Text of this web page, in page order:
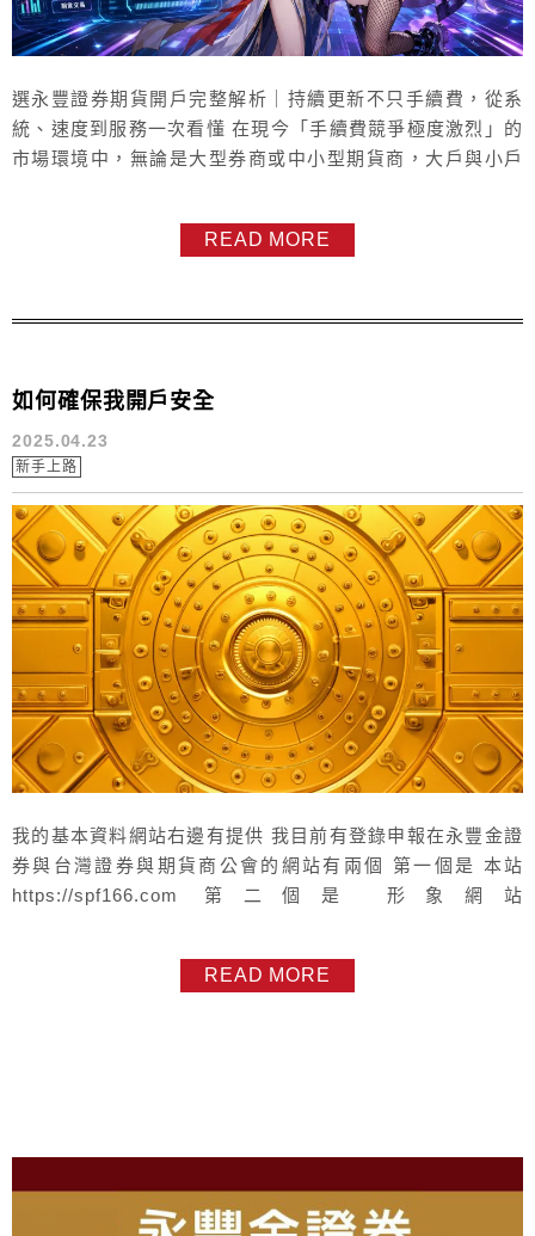
選永豐證券期貨開戶完整解析｜持續更新不只手續費，從系
統、速度到服務一次看懂 在現今「手續費競爭極度激烈」的
市場環境中，無論是大型券商或中小型期貨商，大戶與小戶
哪一家券商開戶，其實會產生很大的盲區。 現下我們應該關
READ MORE
如何確保我開戶安全
2025.04.23
新手上路
我的基本資料網站右邊有提供 我目前有登錄申報在永豐金證
券與台灣證券與期貨商公會的網站有兩個 第一個是 本站
https://spf166.com 第二個是 形象網站
https://www.facebook.com/sinopac168/ 若是擔心我不是我
, 我不是杜昭逸 或 我不是永豐金證券杜昭逸等 我可以理解
READ MORE